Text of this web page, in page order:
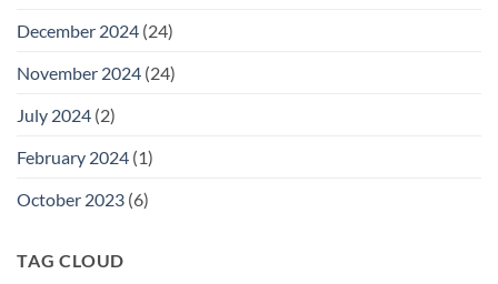
December 2024 (24)
November 2024 (24)
July 2024 (2)
February 2024 (1)
October 2023 (6)
TAG CLOUD